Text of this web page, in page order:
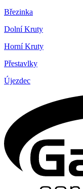
Březinka
Dolní Kruty
Horní Kruty
Přestavlky
Újezdec